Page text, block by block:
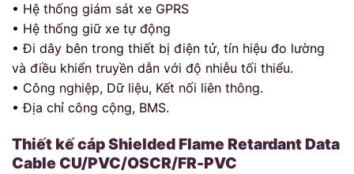
• Hệ thống giám sát xe GPRS
• Hệ thống giữ xe tự động
• Đi dây bên trong thiết bị điện tử, tín hiệu đo lường
và điều khiển truyền dẫn với độ nhiễu tối thiểu.
• Công nghiệp, Dữ liệu, Kết nối liên thông.
• Địa chỉ công cộng, BMS.
Thiết kế cápShielded Flame Retardant Data
Cable CU/PVC/OSCR/FR-PVC